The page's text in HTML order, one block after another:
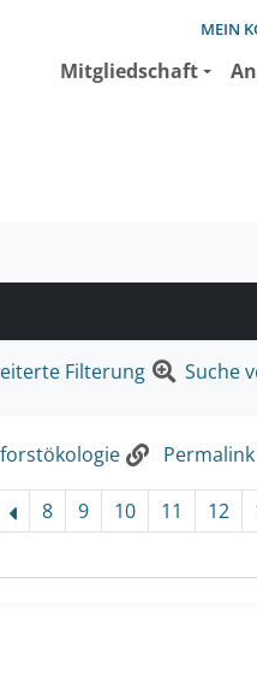
MEIN
Mitgliedschaft
Filterung Suche
forstökologie
8 9 10 11 12